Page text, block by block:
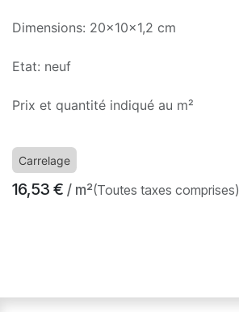
Dimensions: 20x10x1,2 cm
Etat: neuf
Prix et quantité indiqué au m²
Carrelage
16,53 € / m²(Toutes taxes comprises)